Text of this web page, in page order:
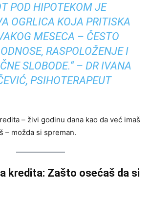
POD HIPOTEKOM JE
OGRLICA KOJA PRITISKA
MESECA – ČESTO
RASPOLOŽENJE I
SLOBODE.“ – DR IVANA
PSIHOTERAPEUT
– živi godinu dana kao da već imaš
– možda si spreman.
kredita: Zašto osećaš da si